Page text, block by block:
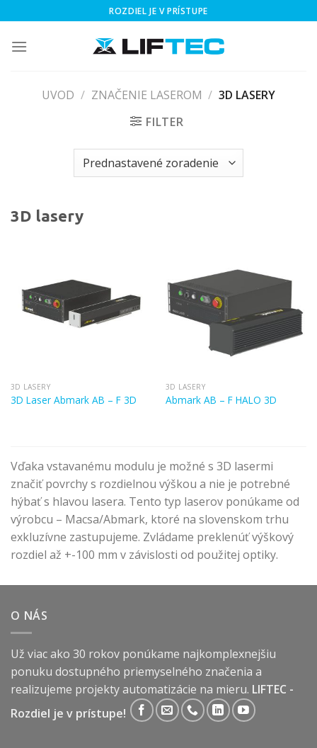
to
content
ROZDIEL JE V PRÍSTUPE
UVOD / ZNAČENIE LASEROM / 3D LASERY
FILTER
3D lasery
3D LASERY
3D Laser Abmark AB – F 3D
3D LASERY
Abmark AB – F HALO 3D
Vďaka vstavanému modulu je možné s 3D lasermi
značiť povrchy s rozdielnou výškou a nie je potrebné
hýbať s hlavou lasera. Tento typ laserov ponúkame od
výrobcu – Macsa/Abmark, ktoré na slovenskom trhu
exkluzívne zastupujeme. Zvládame preklenúť výškový
rozdiel až +-100 mm v závislosti od použitej optiky.
O NÁS
Už viac ako 30 rokov ponúkame najkomplexnejšiu
ponuku dostupného priemyselného značenia a
realizujeme projekty automatizácie na mieru. LIFTEC -
Rozdiel je v prístupe!